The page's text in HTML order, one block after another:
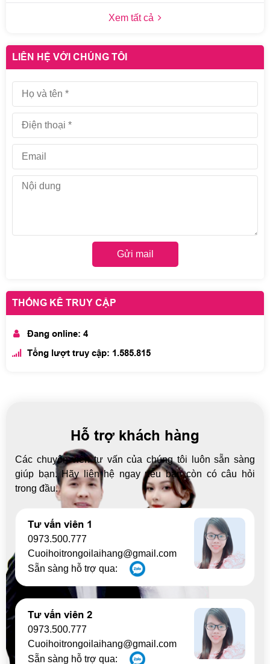
Xem tất cả
LIÊN HỆ VỚI CHÚNG TÔI
Gửi mail
THỐNG KÊ TRUY CẬP
Đang online: 4
Tổng lượt truy cập: 1.585.815
Hỗ trợ khách hàng
Các chuyên viên tư vấn của chúng tôi luôn sẵn sàng
giúp bạn. Hãy liên hệ ngay nếu bạn còn có câu hỏi
trong đầu.
Tư vấn viên 1
0973.500.777
Cuoihoitrongoilaihang@gmail.com
Sẵn sàng hỗ trợ qua:
Tư vấn viên 2
0973.500.777
Cuoihoitrongoilaihang@gmail.com
Sẵn sàng hỗ trợ qua: